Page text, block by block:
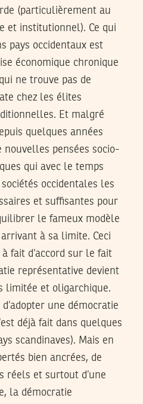
(particulièrement au
et institutionnel). Ce qui
pays occidentaux est
économique chronique
ne trouve pas de
chez les élites
Et malgré
quelques années
nouvelles pensées socio-
qui avec le temps
occidentales les
et suffisantes pour
le fameux modèle
arrivant à sa limite. Ceci
fait d’accord sur le fait
représentative devient
limitée et oligarchique.
une démocratie
déjà fait dans quelques
scandinaves). Mais en
bien ancrées, de
réels et surtout d’une
la démocratie